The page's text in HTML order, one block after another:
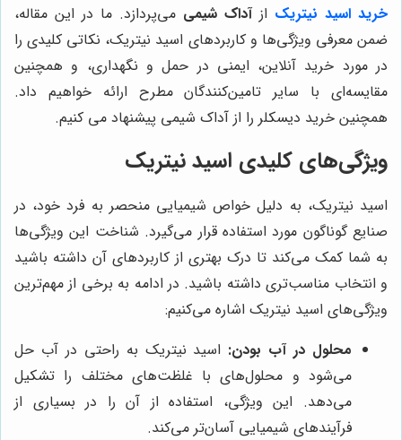
خرید اسید نیتریک ازآداک شیمی می‌پردازد. ما در این مقاله،
ضمن معرفی ویژگی‌ها و کاربردهای اسید نیتریک، نکاتی کلیدی را
در مورد خرید آنلاین، ایمنی در حمل و نگهداری، و همچنین
مقایسه‌ای با سایر تامین‌کنندگان مطرح ارائه خواهیم داد.
همچنین خرید دیسکلر را از آداک شیمی پیشنهاد می کنیم.
ویژگی‌های کلیدی اسید نیتریک
اسید نیتریک، به دلیل خواص شیمیایی منحصر به فرد خود، در
صنایع گوناگون مورد استفاده قرار می‌گیرد. شناخت این ویژگی‌ها
به شما کمک می‌کند تا درک بهتری از کاربردهای آن داشته باشید
و انتخاب مناسب‌تری داشته باشید. در ادامه به برخی از مهم‌ترین
ویژگی‌های اسید نیتریک اشاره می‌کنیم:
محلول در آب بودن: اسید نیتریک به راحتی در آب حل
می‌شود و محلول‌های با غلظت‌های مختلف را تشکیل
می‌دهد. این ویژگی، استفاده از آن را در بسیاری از
فرآیندهای شیمیایی آسان‌تر می‌کند.